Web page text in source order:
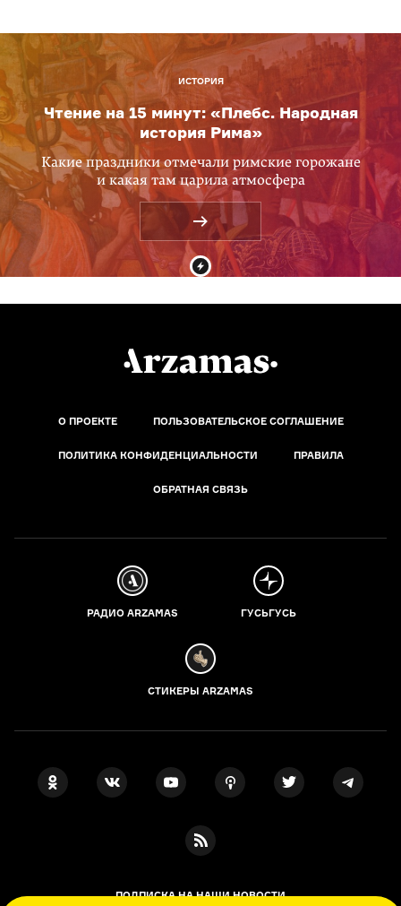
ИСТОРИЯ
Чтение на 15 минут: «Плебс. Народная
история Рима»
Какие праздники отмечали римские горожане
и какая там царила атмосфера
О ПРОЕКТЕ ПОЛЬЗОВАТЕЛЬСКОЕ СОГЛАШЕНИЕ
ПОЛИТИКА КОНФИДЕНЦИАЛЬНОСТИ ПРАВИЛА
ОБРАТНАЯ СВЯЗЬ
РАДИО ARZAMAS ГУСЬГУСЬ
СТИКЕРЫ ARZAMAS
ПОДПИСКА НА НАШИ НОВОСТИ